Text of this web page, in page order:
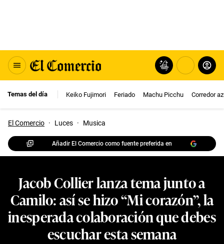
Temas del día Keiko Fujimori Feriado Machu Picchu Corredor
El Comercio · Luces · Musica
Añadir El Comercio como fuente preferida en
Jacob Collier lanza tema junto a
Camilo: así se hizo “Mi corazón”, la
inesperada colaboración que debes
escuchar esta semana